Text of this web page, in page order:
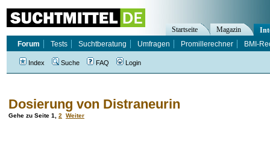
Dosierung von Distraneurin
Gehe zu Seite 1 2 Weiter
Startseite Magazin
Forum
Tests Suchtberatung Umfragen Promillerechner BMI-
Index Suche FAQ Login